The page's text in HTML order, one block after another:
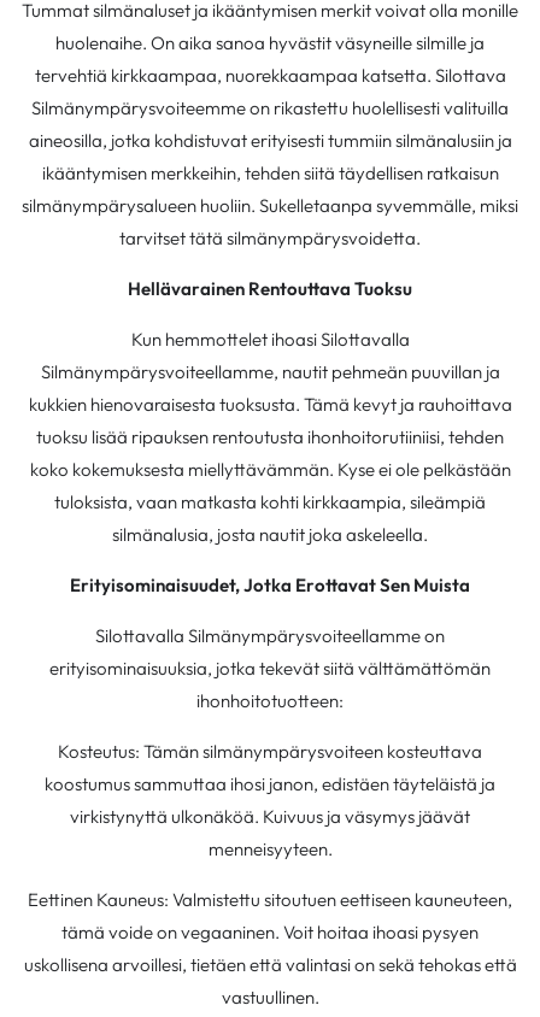
Tummat silmänaluset ja ikääntymisen merkit voivat olla monille
huolenaihe. On aika sanoa hyvästit väsyneille silmille ja
tervehtiä kirkkaampaa, nuorekkaampaa katsetta. Silottava
Silmänympärysvoiteemme on rikastettu huolellisesti valituilla
aineosilla, jotka kohdistuvat erityisesti tummiin silmänalusiin ja
ikääntymisen merkkeihin, tehden siitä täydellisen ratkaisun
silmänympärysalueen huoliin. Sukelletaanpa syvemmälle, miksi
tarvitset tätä silmänympärysvoidetta.
Hellävarainen Rentouttava Tuoksu
Kun hemmottelet ihoasi Silottavalla
Silmänympärysvoiteellamme, nautit pehmeän puuvillan ja
kukkien hienovaraisesta tuoksusta. Tämä kevyt ja rauhoittava
tuoksu lisää ripauksen rentoutusta ihonhoitorutiiniisi, tehden
koko kokemuksesta miellyttävämmän. Kyse ei ole pelkästään
tuloksista, vaan matkasta kohti kirkkaampia, sileämpiä
silmänalusia, josta nautit joka askeleella.
Erityisominaisuudet, Jotka Erottavat Sen Muista
Silottavalla Silmänympärysvoiteellamme on
erityisominaisuuksia, jotka tekevät siitä välttämättömän
ihonhoitotuotteen:
Kosteutus: Tämän silmänympärysvoiteen kosteuttava
koostumus sammuttaa ihosi janon, edistäen täyteläistä ja
virkistynyttä ulkonäköä. Kuivuus ja väsymys jäävät
menneisyyteen.
Eettinen Kauneus: Valmistettu sitoutuen eettiseen kauneuteen,
tämä voide on vegaaninen. Voit hoitaa ihoasi pysyen
uskollisena arvoillesi, tietäen että valintasi on sekä tehokas että
vastuullinen.